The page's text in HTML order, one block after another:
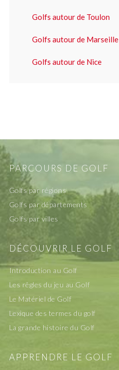
Golfs autour de Toulon
Golfs autour de Marseille
Golfs autour de Nice
PARCOURS DE GOLF
Golfs par régions
Golfs par départements
Golfs par villes
DÉCOUVRIR LE GOLF
Introduction au Golf
Les rêgles du jeu au Golf
Le Matériel de Golf
Lexique des termes du golf
La grande histoire du Golf
APPRENDRE LE GOLF